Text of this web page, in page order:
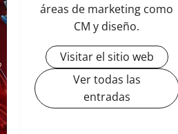
áreas de marketing como
CM y diseño.
Visitar el sitio web
Ver todas las
entradas